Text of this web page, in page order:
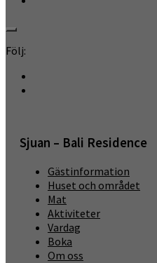
Följ:
Sjuan – Bali Residence
Gästinformation
Huset och området
Mat
Aktiviteter
Vardag
Boka
Om oss